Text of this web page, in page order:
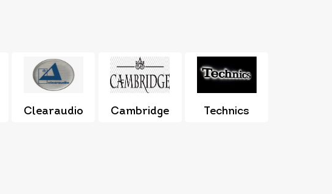
Clearaudio Cambridge Technics